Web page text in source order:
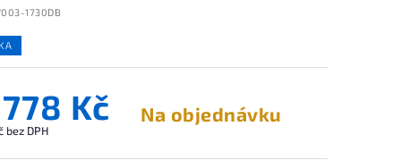
1730DB
Kč
bez DPH
Na objednávku